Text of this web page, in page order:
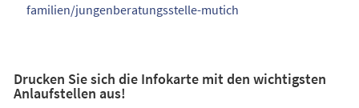
familien/jungenberatungsstelle-mutich
(Öffnet
neuen
Tab)
Drucken Sie sich die Infokarte mit den wichtigsten
Anlaufstellen aus!